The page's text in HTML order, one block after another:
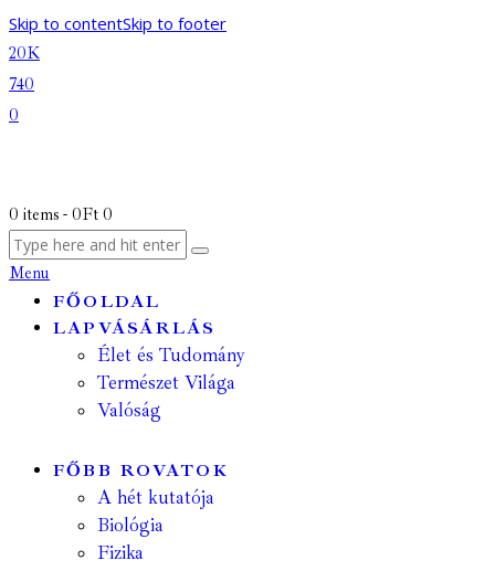
Skip to contentSkip to footer
20K
740
0
0 items - 0Ft 0
Menu
FŐOLDAL
LAPVÁSÁRLÁS
Élet és Tudomány
Természet Világa
Valóság
FŐBB ROVATOK
A hét kutatója
Biológia
Fizika